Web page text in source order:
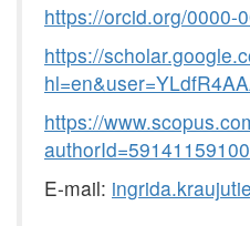
https://orcid.org/0000-
https://scholar
https://www.scopus.
authorId=59141159100
E-mail: